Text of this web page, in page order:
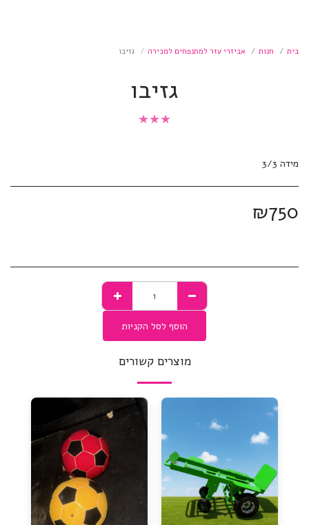
בית חנות אביזרי עזר למתנפחים למכירה גזיבו
גזיבו
★
★
מידה 3/3
₪750
הוסף לסל הקניות
מוצרים קשורים